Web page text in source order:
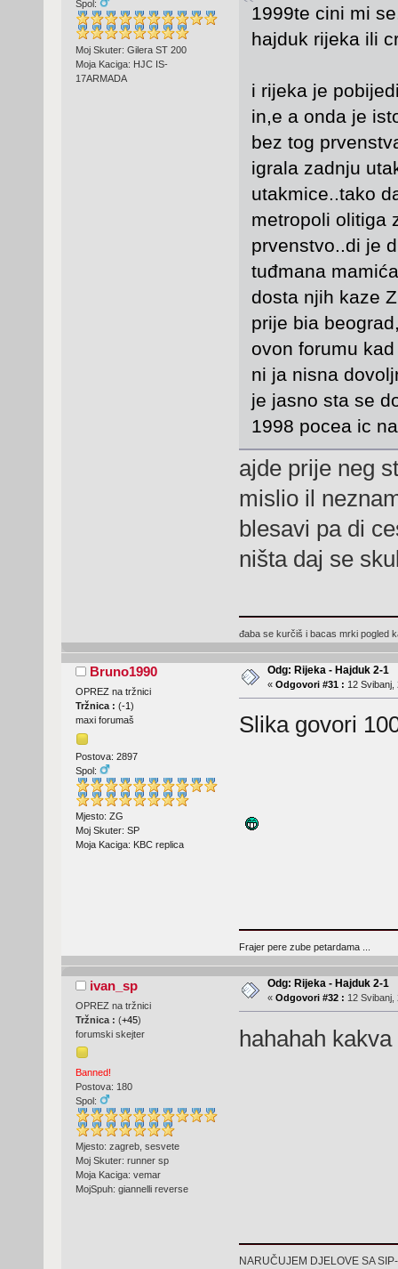
Spol:
Moj Skuter: Gilera ST 200
Moja Kaciga: HJC IS-
17ARMADA
1999te cini mi
hajduk rijeka ili
i rijeka je
in,e a onda je
bez tog
igrala zadnju
utakmice..tako
metropoli olitiga
prvenstvo..di je
tuđmana
dosta njih kaze
prije bia
ovon forumu
ni ja nisna
je jasno sta se
1998 pocea ic
ajde prije neg
mislio il
blesavi pa di
ništa daj se
đaba se kurčiš i bacas mrki pogled
Bruno1990
OPREZ na tržnici
Tržnica : (-1)
maxi forumaš
Postova: 2897
Spol:
Mjesto: ZG
Moj Skuter: SP
Moja Kaciga: KBC replica
Odg: Rijeka - Hajduk 2-1
« Odgovori #31 : 12 Svibanj,
Slika govori
Frajer pere zube petardama ...
ivan_sp
OPREZ na tržnici
Tržnica : (+45)
forumski skejter
Banned!
Postova: 180
Spol:
Mjesto: zagreb, sesvete
Moj Skuter: runner sp
Moja Kaciga: vemar
MojSpuh: giannelli reverse
Odg: Rijeka - Hajduk 2-1
« Odgovori #32 : 12 Svibanj,
hahahah
NARUČUJEM DJELOVE SA